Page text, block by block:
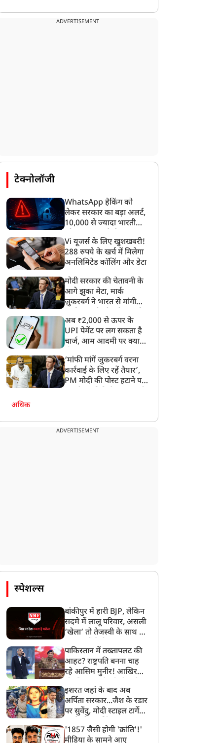
अभिषेक बनर्जी को कलकत्ता
हाईकोर्ट से झटका, विदेश में
इलाज की अनुमति देने से
अपराधी...पाताल से भी ढूंढ-
ढूंढकर लाए जा रहे भारत के
दुश्मन, ₹18,874 करोड़ की
ADVERTISEMENT
टेक्नोलॉजी
WhatsApp हैकिंग को
लेकर सरकार का बड़ा अलर्ट,
10,000 से ज्यादा भारतीयों
गया
Vi यूजर्स के लिए खुशखबरी!
288 रुपये के खर्च में मिलेगा
अनलिमिटेड कॉलिंग और डेटा
मोदी सरकार की चेतावनी के
आगे झुका मेटा, मार्क
ज़ुकरबर्ग ने भारत से मांगी
अब ₹2,000 से ऊपर के
UPI पेमेंट पर लग सकता है
चार्ज, आम आदमी पर क्या
‘मांफी मांगें जुकरबर्ग वरना
कार्रवाई के लिए रहें तैयार’,
PM मोदी की पोस्ट हटाने पर
अधिक
ADVERTISEMENT
स्पेशल्स
बांकीपुर में हारी BJP, लेकिन
सदमे में लालू परिवार, असली
‘खेला’ तो तेजस्वी के साथ हो
पाकिस्तान में तख्तापलट की
आहट? राष्ट्रपति बनना चाह
रहे आसिम मुनीर! आखिर
बनाया मोहरा?
इशरत जहां के बाद अब
अर्पिता सरकार...जैश के रडार
पर सुवेंदु, मोदी स्टाइल टार्गेट
बड़ा एक्शन!
'1857 जैसी होगी 'क्रांति'!'
मीडिया के सामने आए